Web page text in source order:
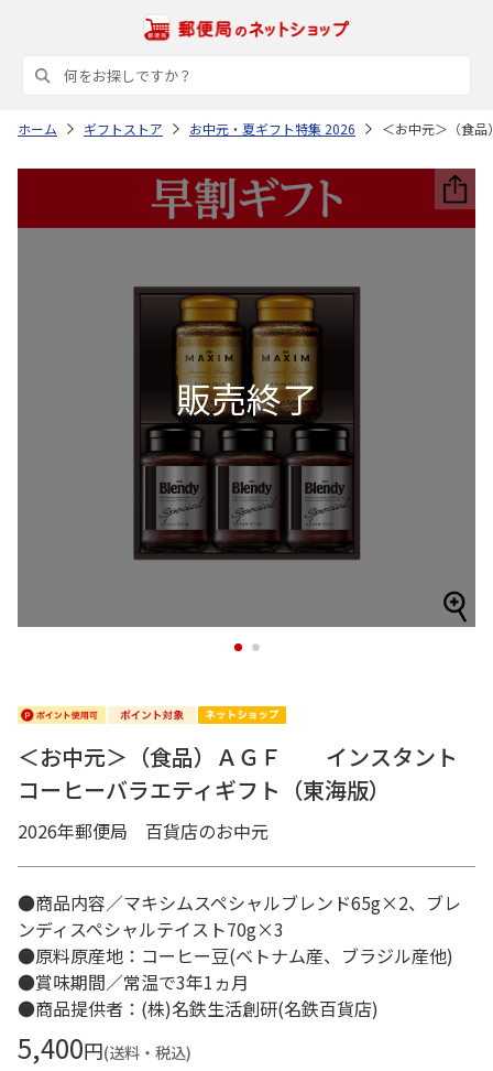
ホーム ギフトストア お中元・夏ギフト特集 2026 ＜お中元＞（食
1 2
＜お中元＞（食品）ＡＧＦ インスタント
コーヒーバラエティギフト（東海版）
2026年郵便局 百貨店のお中元
●商品内容／マキシムスペシャルブレンド65g×2、ブレ
ンディスペシャルテイスト70g×3
●原料原産地：コーヒー豆(ベトナム産、ブラジル産他)
●賞味期間／常温で3年1ヵ月
●商品提供者：(株)名鉄生活創研(名鉄百貨店)
5,400円(送料・税込)